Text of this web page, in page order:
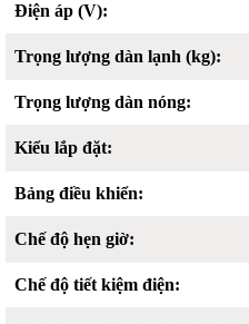
Điện áp (V):
Trọng lượng dàn lạnh (kg):
Trọng lượng dàn nóng:
Kiểu lắp đặt:
Bảng điều khiển:
Chế độ hẹn giờ:
Chế độ tiết kiệm điện: